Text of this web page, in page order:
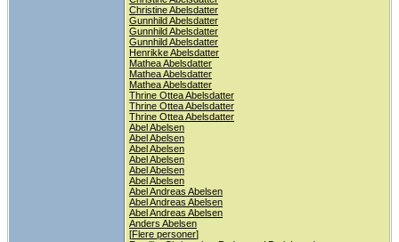
Christine Abelsdatter
Gunnhild Abelsdatter
Gunnhild Abelsdatter
Gunnhild Abelsdatter
Henrikke Abelsdatter
Mathea Abelsdatter
Mathea Abelsdatter
Mathea Abelsdatter
Thrine Ottea Abelsdatter
Thrine Ottea Abelsdatter
Thrine Ottea Abelsdatter
Abel Abelsen
Abel Abelsen
Abel Abelsen
Abel Abelsen
Abel Abelsen
Abel Abelsen
Abel Andreas Abelsen
Abel Andreas Abelsen
Abel Andreas Abelsen
Anders Abelsen
[Flere personer]